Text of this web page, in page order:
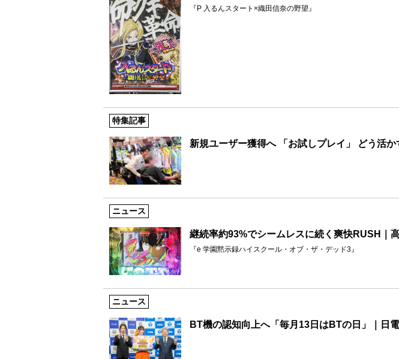
『P 入るんスタート×織田信奈の野望』
特集記事
新規ユーザー獲得へ 「お試しプレイ」 どう活か
ニュース
継続率約93%でシームレスに続く爽快RUSH｜
『e 学園黙示録ハイスクール・オブ・ザ・デッド3』
ニュース
BT機の認知向上へ「毎月13日はBTの日」｜日